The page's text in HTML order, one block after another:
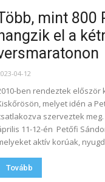
mint 800
hangzik el a
04-12
ben rendeztek
melyet idén a
szerveztek
11-12-én Petőfi
aktív korúak,
Tovább